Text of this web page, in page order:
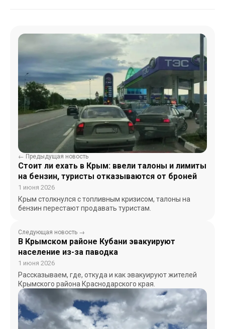
← Предыдущая новость
Стоит ли ехать в Крым: ввели талоны и лимиты
на бензин, туристы отказываются от броней
1 июня 2026
Крым столкнулся с топливным кризисом, талоны на
бензин перестают продавать туристам.
Следующая новость →
В Крымском районе Кубани эвакуируют
население из-за паводка
1 июня 2026
Рассказываем, где, откуда и как эвакуируют жителей
Крымского района Краснодарского края.